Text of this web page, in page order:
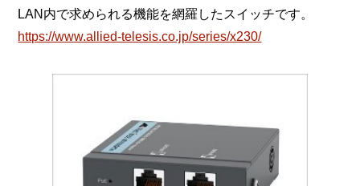
LAN内で求められる機能を網羅したスイッチです。
https://www.allied-telesis.co.jp/series/x230/